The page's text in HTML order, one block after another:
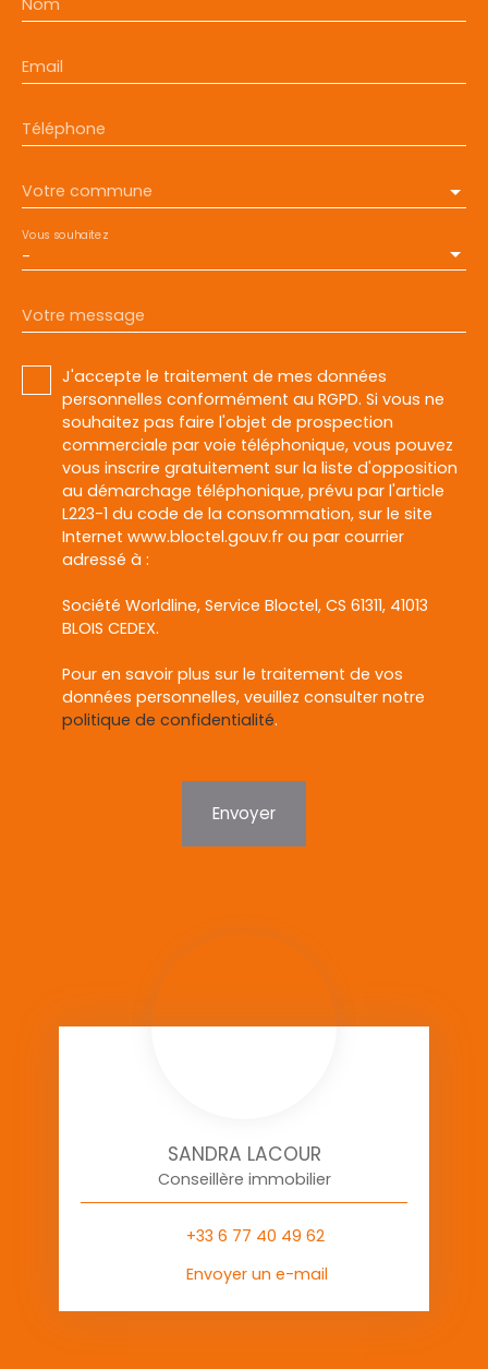
Nom
Email
Téléphone
Votre commune
-
Vous souhaitez
Votre message
J'accepte le traitement de mes données
personnelles conformément au RGPD. Si vous ne
souhaitez pas faire l'objet de prospection
commerciale par voie téléphonique, vous pouvez
vous inscrire gratuitement sur la liste d'opposition
au démarchage téléphonique, prévu par l'article
L223-1 du code de la consommation, sur le site
Internet www.bloctel.gouv.fr ou par courrier
adressé à :
Société Worldline, Service Bloctel, CS 61311, 41013
BLOIS CEDEX.
Pour en savoir plus sur le traitement de vos
données personnelles, veuillez consulter notre
politique de confidentialité.
Envoyer
SANDRA LACOUR
Conseillère immobilier
+33 6 77 40 49 62
Envoyer un e-mail